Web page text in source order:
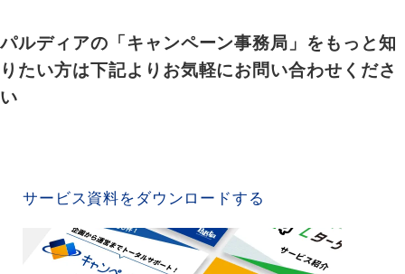
パルディアの「キャンペーン事務局」をもっと知
りたい方は下記よりお気軽にお問い合わせくださ
い
サービス資料をダウンロードする